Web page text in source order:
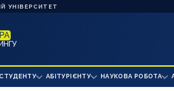
УНІВЕРСИТЕТ
СТУДЕНТУ АБІТУРІЄНТУ НАУКОВА РОБОТА